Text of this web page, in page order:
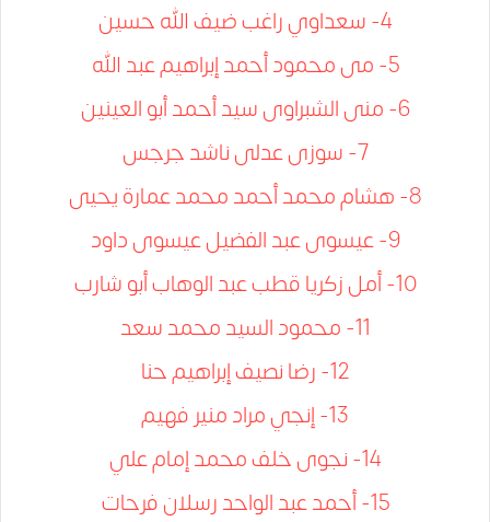
4- سعداوي راغب ضيف الله حسين
5- مى محمود أحمد إبراهيم عبد الله
6- منى الشبراوى سيد أحمد أبو العينين
7- سوزى عدلى ناشد جرجس
8- هشام محمد أحمد محمد عمارة يحيى
9- عيسوى عبد الفضيل عيسوى داود
10- أمل زكريا قطب عبد الوهاب أبو شارب
11- محمود السيد محمد سعد
12- رضا نصيف إبراهيم حنا
13- إنجي مراد منير فهيم
14- نجوى خلف محمد إمام علي
15- أحمد عبد الواحد رسلان فرحات